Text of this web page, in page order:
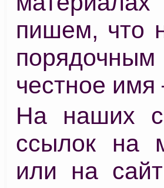
пишем, что
честное имя
На наших
ссылок на
или на